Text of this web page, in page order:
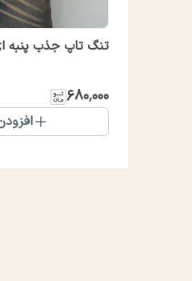
تنگ تاپ جذب پنبه
۶۸۰٬۰۰۰